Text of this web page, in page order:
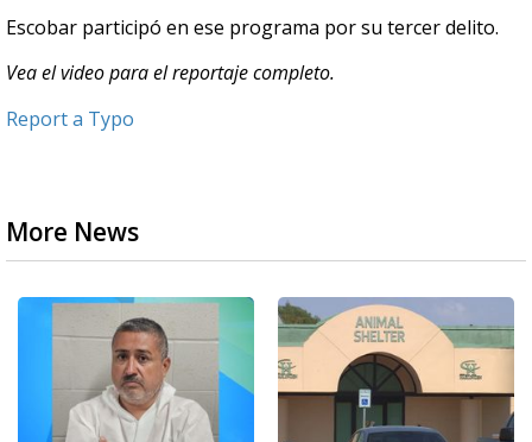
Escobar participó en ese programa por su tercer delito.
Vea el video para el reportaje completo.
Report a Typo
More News